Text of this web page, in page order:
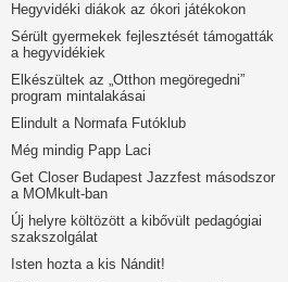
Hegyvidéki diákok az ókori játékokon
Sérült gyermekek fejlesztését támogatták
a hegyvidékiek
Elkészültek az „Otthon megöregedni”
program mintalakásai
Elindult a Normafa Futóklub
Még mindig Papp Laci
Get Closer Budapest Jazzfest másodszor
a MOMkult-ban
Új helyre költözött a kibővült pedagógiai
szakszolgálat
Isten hozta a kis Nándit!